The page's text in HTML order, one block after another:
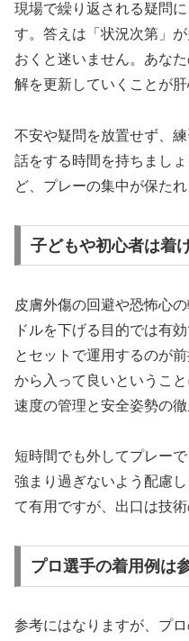
現場で繰り返される疑問
す。答えは「状況次第」
おくと迷いません。あな
解を更新していくことが肝
不安や疑問を放置せず、
話をする時間を持ちまし
ど、プレーの集中が保たれ
子どもや初心者は着
皮膚外傷の回避や恐怖心
ドルを下げる目的では有
とセットで運用するのが
から入って良いというこ
速度の管理と安全姿勢の徹
短時間でも外してプレー
強まり過ぎないよう配慮
て有用ですが、出口は技術
プロ選手の着用例は
参考にはなりますが、プ